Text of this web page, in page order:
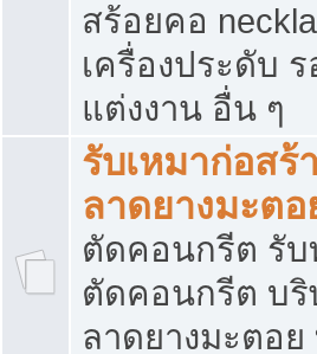
สร้อยคอ
เครื่องประดับ ร
แต่งงาน อื่น ๆ
รับเหมาก่อส
ลาดยางมะต
ตัดคอนกรีต รับ
ตัดคอนกรีต บริ
ลาดยางมะตอ